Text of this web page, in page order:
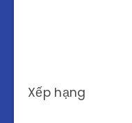
Xếp hạng